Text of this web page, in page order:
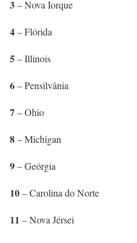
3– Nova Iorque
4– Flórida
5– Illinois
6– Pensilvânia
7– Ohio
8– Michigan
9– Geórgia
10– Carolina do Norte
11 – Nova Jérsei